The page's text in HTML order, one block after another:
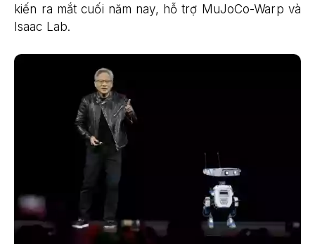
kiến ra mắt cuối năm nay, hỗ trợ MuJoCo-Warp và
Isaac Lab.